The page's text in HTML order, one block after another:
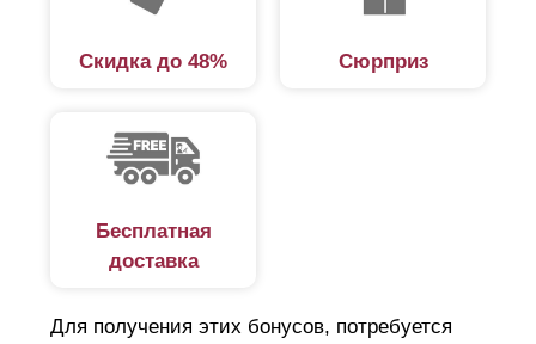
дизайнерский аспект и не является обязательным,
ограждения будет иметь эстетическое значение.
Скидка до 48% Сюрприз
Бесплатная
доставка
Для получения этих бонусов, потребуется